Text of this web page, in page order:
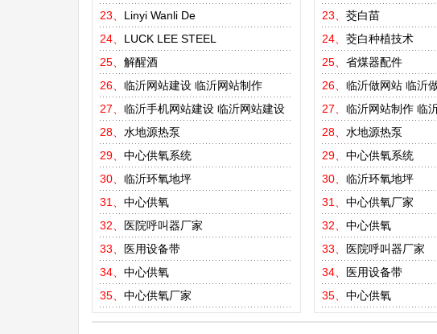
23、 Linyi Wanli De
24、 LUCK LEE STEEL
25、 解醒酒
26、 临沂网站建设 临沂网站制作
27、 临沂手机网站建设 临沂网站建设
28、 水地源热泵
29、 中心供氧系统
30、 临沂环氧地坪
31、 中心供氧
32、
医院呼叫器厂家
33、
医用设备带
34、 中心供氧
35、 中心供氧厂家
23、 茭白苗
24、 茭白种植技术
25、 省煤器配件
26、 临沂做网站 临沂
27、 临沂网站制作 临
28、 水地源热泵
29、 中心供氧系统
30、 临沂环氧地坪
31、 中心供氧厂家
32、 中心供氧
33、
医院呼叫器厂家
34、
医用设备带
35、 中心供氧